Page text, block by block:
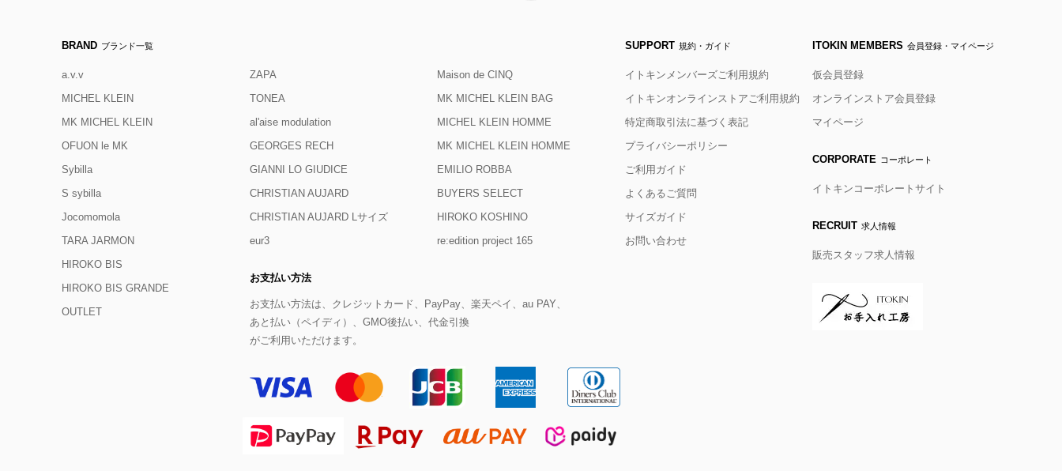
BRAND ブランド一覧
a.v.v
MICHEL KLEIN
MK MICHEL KLEIN
OFUON le MK
Sybilla
S sybilla
Jocomomola
TARA JARMON
ZAPA
TONEA
al'aise modulation
GEORGES RECH
GIANNI LO GIUDICE
CHRISTIAN AUJARD
CHRISTIAN AUJARD Lサイズ
eur3
Maison de CINQ
MK MICHEL KLEIN BAG
MICHEL KLEIN HOMME
MK MICHEL KLEIN HOMME
EMILIO ROBBA
BUYERS SELECT
HIROKO KOSHINO
re:edition project 165
HIROKO BIS
HIROKO BIS GRANDE
OUTLET
お支払い方法
お支払い方法は、クレジットカード、PayPay、楽天ペイ、au PAY、
あと払い（ペイディ）、GMO後払い、代金引換
がご利用いただけます。
SUPPORT 規約・ガイド
イトキンメンバーズご利用規約
イトキンオンラインストアご利用規約
特定商取引法に基づく表記
プライバシーポリシー
ご利用ガイド
よくあるご質問
サイズガイド
お問い合わせ
ITOKIN MEMBERS 会員登録・マイページ
仮会員登録
オンラインストア会員登録
マイページ
CORPORATE コーポレート
イトキンコーポレートサイト
RECRUIT 求人情報
販売スタッフ求人情報